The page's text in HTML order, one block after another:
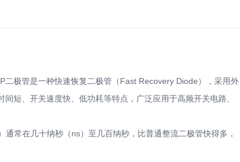
极管是一种快速恢复二极管（Fast Recovery Diode），采用外
短、开关速度快、低功耗等特点，广泛应用于高频开关电路、
常在几十纳秒（ns）至几百纳秒，比普通整流二极管快得多，